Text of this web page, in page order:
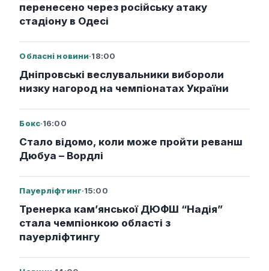
перенесено через російську атаку
стадіону в Одесі
Обласні новини·18:00
Дніпровські веслувальники вибороли
низку нагород на чемпіонатах України
Бокс·16:00
Стало відомо, коли може пройти реванш
Дюбуа – Вордлі
Пауерліфтинг·15:00
Тренерка кам’янської ДЮФШ “Надія”
стала чемпіонкою області з
пауерліфтингу